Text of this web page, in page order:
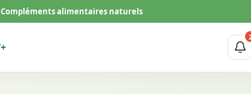
Compléments alimentaires naturels